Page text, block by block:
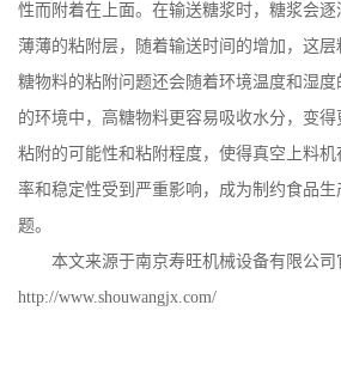
性而附着在上面。在输送糖浆时，糖浆会
薄薄的粘附层，随着输送时间的增加，这
糖物料的粘附问题还会随着环境温度和湿
的环境中，高糖物料更容易吸收水分，变
粘附的可能性和粘附程度，使得真空上料
率和稳定性受到严重影响，成为制约食品
题。
本文来源于南京寿旺机械设备有限公司
http://www.shouwangjx.com/